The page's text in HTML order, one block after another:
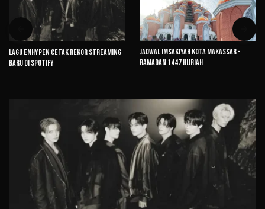
Lagu ENHYPEN Cetak Rekor Streaming
Baru di Spotify
Jadwal Imsakiyah Kota Makassar –
Ramadan 1447 Hijriah